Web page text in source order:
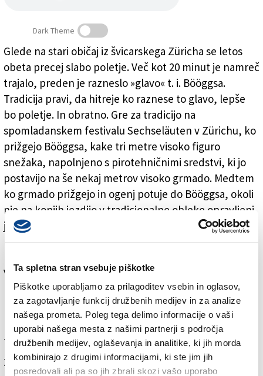
Ta spletna stran vsebuje piškotke
Piškotke uporabljamo za prilagoditev vsebin in oglasov,
za zagotavljanje funkcij družbenih medijev in za analize
našega prometa. Poleg tega delimo informacije o vaši
uporabi našega mesta z našimi partnerji s področja
družbenih medijev, oglaševanja in analitike, ki jih morda
kombinirajo z drugimi informacijami, ki ste jim jih
posredovali ali pa so jih zbrali skozi vašo uporabo
Naročnine
Obeta se slabo poletje
Dark Theme
Glede na stari običaj iz švicarskega Züricha se letos
obeta precej slabo poletje. Več kot 20 minut je namreč
trajalo, preden je razneslo »glavo« t. i. Bööggsa.
Tradicija pravi, da hitreje ko raznese to glavo, lepše
bo poletje. In obratno. Gre za tradicijo na
spomladanskem festivalu Sechseläuten v Zürichu, ko
prižgejo Bööggsa, kake tri metre visoko figuro
snežaka, napolnjeno s pirotehničnimi sredstvi, ki jo
postavijo na še nekaj metrov visoko grmado. Medtem
ko grmado prižgejo in ogenj potuje do Bööggsa, okoli
nje na konjih jezdijo v tradicionalne obleke opravljeni
jezdeci.
V zadnjem desetletju je le štirikrat trajalo dlje. To naj
bi glede na dosedanje izkušnje iz tega običaja
pomenilo, da letošnje poletje ne bo prav nič
posebnega. Lani je na primer trajalo le devet minut in
56 sekund.
Za branje in pisanje komentarjevje potrebna prijava